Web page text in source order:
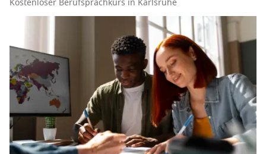
Kos­ten­lo­ser Berufs­prach­kurs in Karlsruhe